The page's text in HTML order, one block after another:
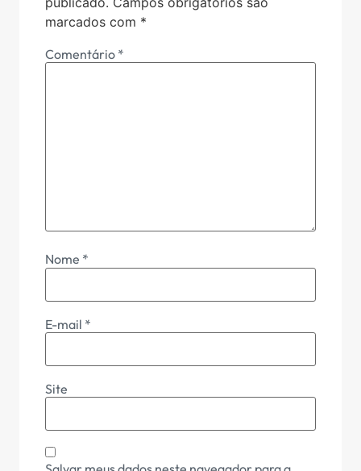
marcados com *
Comentário *
Nome *
E-mail *
Site